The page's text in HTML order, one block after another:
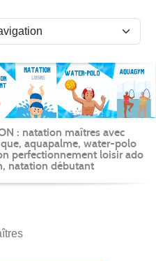
: natation maîtres avec
aquapalme, water-polo
perfectionnement loisir ado
natation débutant